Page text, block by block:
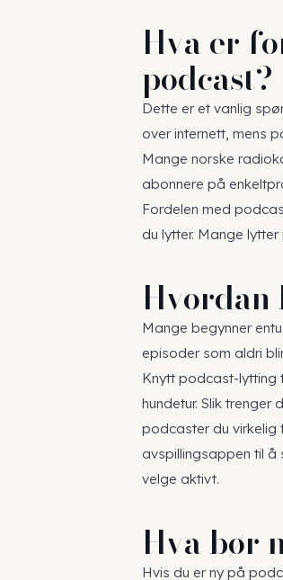
Hva er
podcast?
Dette er et vanlig
over internett, mens
Mange norske
abonnere på
Fordelen med
du lytter. Mange
Mange begynner
episoder som aldri
Knytt podcast-lytting
hundetur. Slik trenger
podcaster du virkelig
avspillingsappen til å
velge aktivt.
Hva bør
Hvis du er ny på